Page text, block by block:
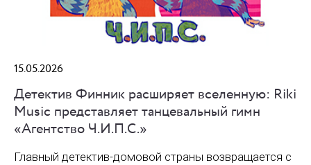
15.05.2026
Детектив Финник расширяет вселенную: Riki
Music представляет танцевальный гимн
«Агентство Ч.И.П.С.»
Главный детектив-домовой страны возвращается с